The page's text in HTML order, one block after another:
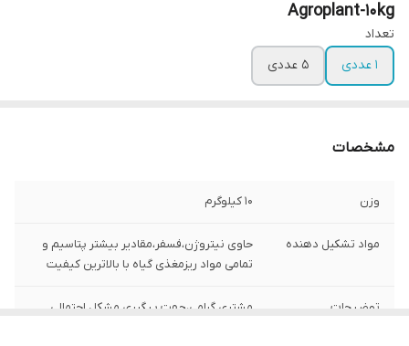
Agroplant-10kg
تعداد
1 عددی
5 عددی
مشخصات
وزن 10 کیلوگرم
مواد تشکیل دهنده
حاوی نیتروژن،فسفر،مقادیر بیشتر پتاسیم و
تمامی مواد ریزمغذی گیاه با بالاترین کیفیت
توضیحات
مشتری گرامی،جهت پیگیری مشکل احتمالی